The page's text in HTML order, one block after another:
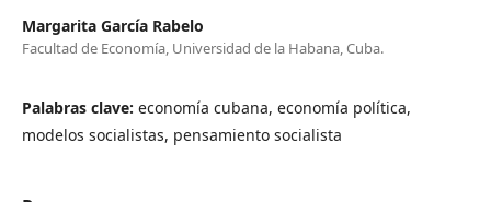
Margarita García Rabelo
Facultad de Economía, Universidad de la Habana, Cuba.
Palabras clave: economía cubana, economía política,
modelos socialistas, pensamiento socialista